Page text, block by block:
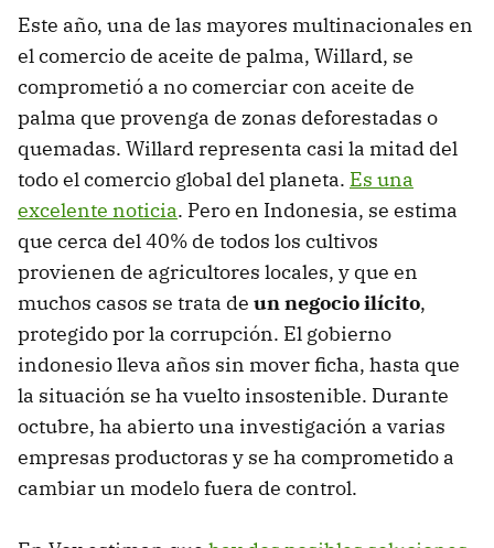
Este año, una de las mayores multinacionales en
el comercio de aceite de palma, Willard, se
comprometió a no comerciar con aceite de
palma que provenga de zonas deforestadas o
quemadas. Willard representa casi la mitad del
todo el comercio global del planeta. Es una
excelente noticia. Pero en Indonesia, se estima
que cerca del 40% de todos los cultivos
provienen de agricultores locales, y que en
muchos casos se trata de un negocio ilícito,
protegido por la corrupción. El gobierno
indonesio lleva años sin mover ficha, hasta que
la situación se ha vuelto insostenible. Durante
octubre, ha abierto una investigación a varias
empresas productoras y se ha comprometido a
cambiar un modelo fuera de control.